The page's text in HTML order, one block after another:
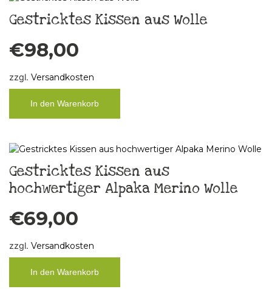
Gestricktes Kissen aus Wolle
€98,00
zzgl. Versandkosten
In den Warenkorb
Gestricktes Kissen aus
hochwertiger Alpaka Merino Wolle
€69,00
zzgl. Versandkosten
In den Warenkorb